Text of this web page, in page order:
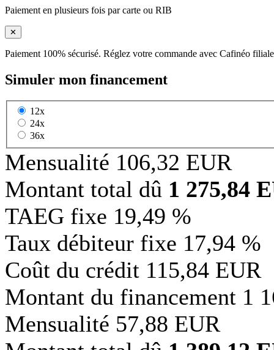
Paiement en plusieurs fois par carte ou RIB
✕
Paiement 100% sécurisé. Réglez votre commande avec Cafinéo
Simuler mon financement
12x
24x
36x
Mensualité 106,32 EUR
Montant total dû 1 275,84
TAEG fixe 19,49 %
Taux débiteur fixe 17,94 %
Coût du crédit 115,84 EUR
Montant du financement 1
Mensualité 57,88 EUR